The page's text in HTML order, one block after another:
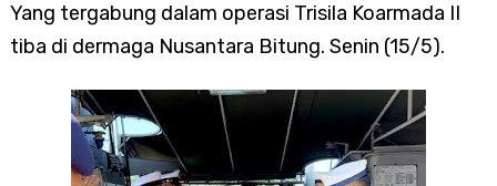
Yang tergabung dalam operasi Trisila Koarmada II
tiba di dermaga Nusantara Bitung. Senin (15/5).